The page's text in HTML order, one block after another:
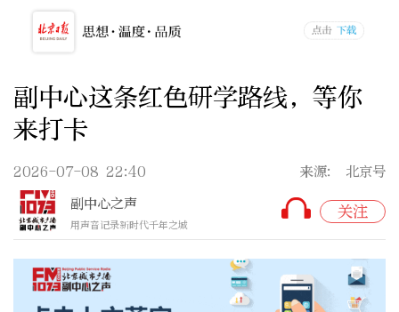
副中心这条红色研学路线，等你
来打卡
2026-07-08 22:40
来源: 北京号
副中心之声
用声音记录新时代千年之城
关注